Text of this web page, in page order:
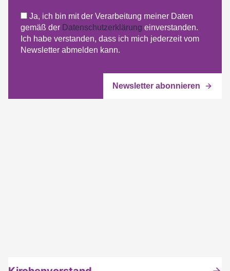
Ja, ich bin mit der Verarbeitung meiner Daten
gemäß der Datenschutzerklärung einverstanden.
Ich habe verstanden, dass ich mich jederzeit vom
Newsletter abmelden kann.